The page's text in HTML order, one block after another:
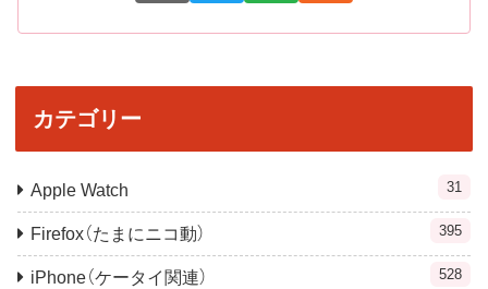
カテゴリー
Apple Watch 31
Firefox（たまにニコ動） 395
iPhone（ケータイ関連） 528